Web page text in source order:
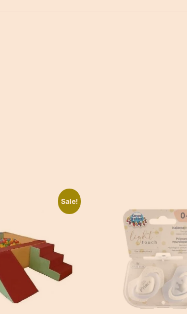
Sale!